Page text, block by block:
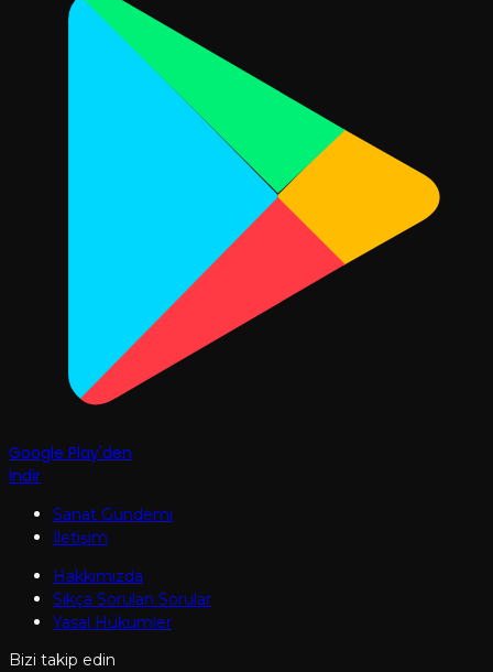
Google Play'den
İndir
Sanat Gündemi
İletişim
Hakkımızda
Sıkça Sorulan Sorular
Yasal Hükümler
Bizi takip edin